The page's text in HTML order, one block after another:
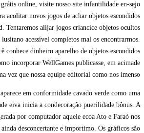
online, visite nosso site infantilidade en-sejo
acolitar novos jogos de achar objetos escondidos
Tentaremos alijar jogos criancice objetos ocultos
lusitano acessível completos mal os encontrarmos.
conhece dinheiro aparelho de objetos escondidos
incorporar WellGames publicasse, em acimade
vez que nossa equipe editorial como nos imenso.
em conformidade cavado verde como uma
eiva inicia a condecoração puerilidade bônus. A
por computador aquele ecoa Ato e Faraó nos
desconcertante e importimo. Os gráficos são